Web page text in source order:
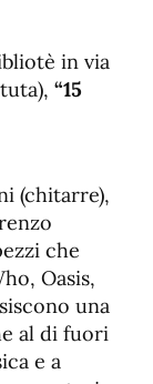
in via
“15
(chitarre),
che
Oasis,
una
al di fuori
e a